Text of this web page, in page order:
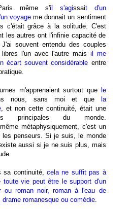
même s'il s'agissait d'un
voyage me donnait un sentiment
c'était grâce à la solitude. C'est
les autres ont l'infinie capacité de
souvent entendu des couples
l'un avec l'autre mais il me
écart souvent considérable entre
m'apprenaient surtout que
le
nous, sans moi et que
la
, et non cette continuité, était une
principales du monde.
métaphysiquement, c'est un
les penseurs. Si je suis, le monde
aussi si je ne suis plus, mais
sa continuité,cela ne suffit pas à
toute vie peut être le support d'un
ou roman noir, roman à l'eau de
romanesque ou comédie.